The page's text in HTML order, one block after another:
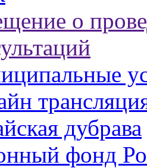
о
дубрава
фонд